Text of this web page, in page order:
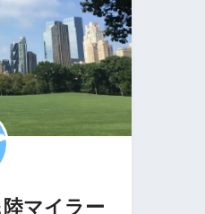
マイラー